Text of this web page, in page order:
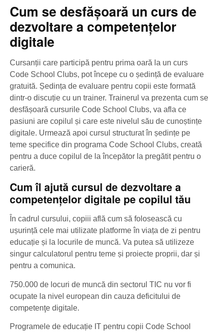
Cum se desfășoară un curs de
dezvoltare a competențelor
digitale
Cursanții care participă pentru prima oară la un curs
Code School Clubs, pot începe cu o ședință de evaluare
gratuită. Ședința de evaluare pentru copii este formată
dintr-o discuție cu un trainer. Trainerul va prezenta cum se
desfășoară cursurile Code School Clubs, va afla ce
pasiuni are copilul și care este nivelul său de cunoștințe
digitale. Urmează apoi cursul structurat în ședințe pe
teme specifice din programa Code School Clubs, creată
pentru a duce copilul de la începător la pregătit pentru o
carieră.
Cum îl ajută cursul de dezvoltare a
competențelor digitale pe copilul tău
În cadrul cursului, copiii află cum să folosească cu
ușurință cele mai utilizate platforme în viața de zi pentru
educație și la locurile de muncă. Va putea să utilizeze
singur calculatorul pentru teme și proiecte proprii, dar și
pentru a comunica.
750.000 de locuri de muncă din sectorul TIC nu vor fi
ocupate la nivel european din cauza deficitului de
competenţe digitale.
Programele de educație IT pentru copii Code School